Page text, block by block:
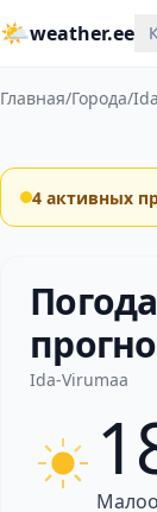
🌤weather.ee
Главная/Города/
4 активных
Ida-Virumaa